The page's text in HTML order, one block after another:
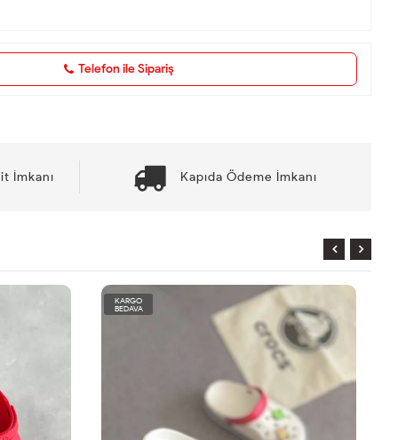
Telefon ile Sipariş
İmkanı Kapıda Ödeme İmkanı
KARGO
BEDAVA